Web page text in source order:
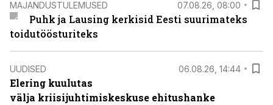
MAJANDUSTULEMUSED 07.08.26, 08:00
Puhk ja Lausing kerkisid Eesti suurimateks
toidutöösturiteks
UUDISED 06.08.26, 14:44
Elering kuulutas
välja kriisijuhtimiskeskuse ehitushanke